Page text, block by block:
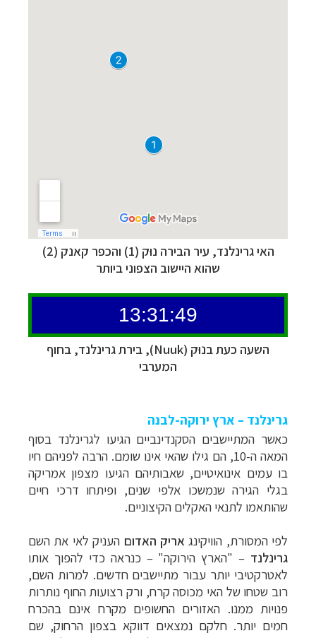
האי גרינלנד, עיר הבירה נוּק (1) והכפר קאנק (2)
שהוא היישוב הצפוני ביותר
השעה כעת בנוּק (Nuuk), בירת גרינלנד, בחוף
המערבי
גרינלנד – ארץ ירוקה-לבנה
כאשר המתיישבים הסקנדינביים הגיעו לגרינלנד בסוף
המאה ה-10, הם גילו שהאי אינו שומם. הרבה לפניהם חיו
בו עמים אינואיטיים, שאבותיהם הגיעו מצפון אמריקה
בגלי הגירה שנמשכו אלפי שנים, ופיתחו דרכי חיים
שהותאמו לתנאי האקלים הקיצוניים.
לפי המסורת, הוויקינג אריק האדום העניק לאי את השם
גרינלנד – "הארץ הירוקה" – כנראה כדי להפוך אותו
לאטרקטיבי יותר עבור מתיישבים חדשים. למרות השם,
רוב שטחו של האי מכוסה קרח, ורק רצועות החוף נותרות
פנויות ממנו. האזורים החשופים מקרח אינם בהכרח
חמים יותר. חלקם נמצאים דווקא בצפון הרחוק, שם